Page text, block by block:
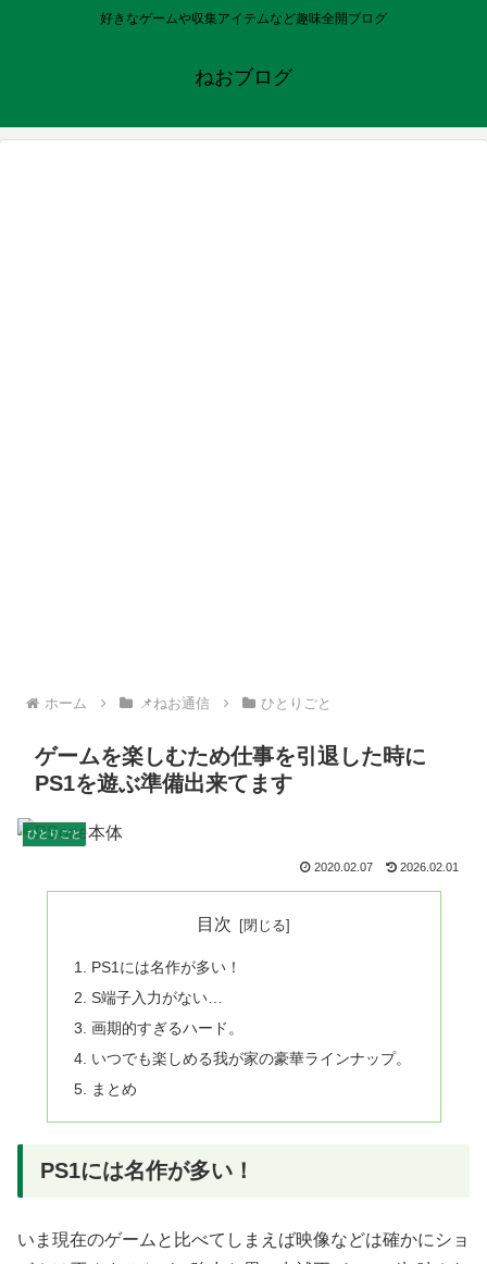
好きなゲームや収集アイテムなど趣味全開ブログ
ねおブログ
ホーム 📌ねお通信 ひとりごと
ゲームを楽しむため仕事を引退した時に
PS1を遊ぶ準備出来てます
ひとりごと
2020.02.07 2026.02.01
目次
PS1には名作が多い！
S端子入力がない…
画期的すぎるハード。
いつでも楽しめる我が家の豪華ラインナップ。
まとめ
PS1には名作が多い！
いま現在のゲームと比べてしまえば映像などは確かにショ